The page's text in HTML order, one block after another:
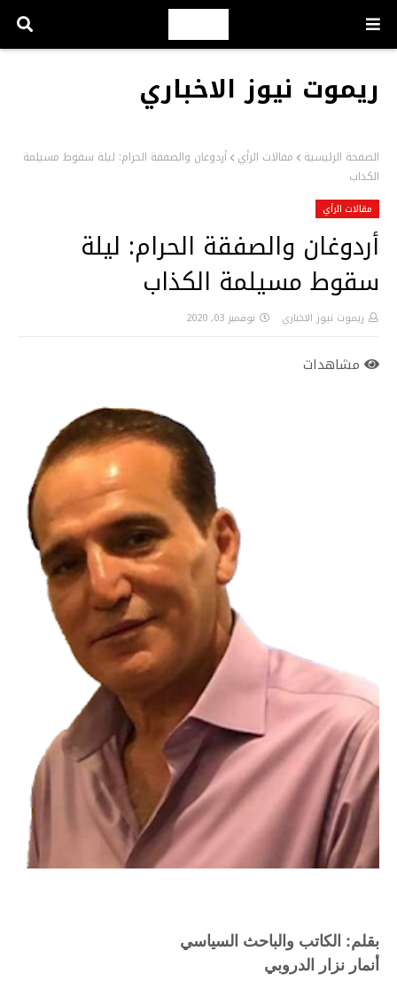
ريموت نيوز الاخباري
الصفحة الرئيسية مقالات الرأي أردوغان والصفقة الحرام: ليلة سقوط مسيلمة
الكذاب
مقالات الرأي
أردوغان والصفقة الحرام: ليلة
سقوط مسيلمة الكذاب
ريموت نيوز الاخباري نوفمبر 03, 2020
مشاهدات
بقلم: الكاتب والباحث السياسي
أنمار نزار الدروبي